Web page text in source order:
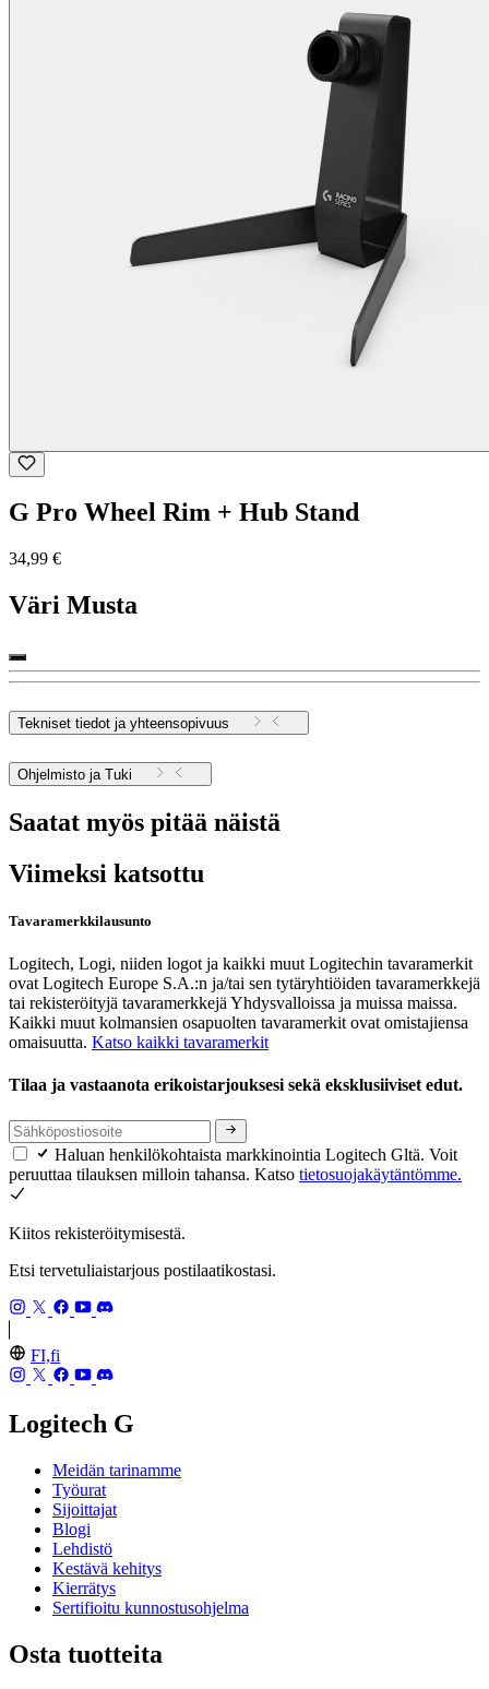
G Pro Wheel Rim + Hub Stand
34,99 €
Väri Musta
Tekniset tiedot ja yhteensopivuus
Ohjelmisto ja Tuki
Saatat myös pitää näistä
Viimeksi katsottu
Tavaramerkkilausunto
Logitech, Logi, niiden logot ja kaikki muut Logitechin tavaramerkit
ovat Logitech Europe S.A.:n ja/tai sen tytäryhtiöiden tavaramerkkejä
tai rekisteröityjä tavaramerkkejä Yhdysvalloissa ja muissa maissa.
Kaikki muut kolmansien osapuolten tavaramerkit ovat omistajiensa
omaisuutta. Katso kaikki tavaramerkit
Tilaa ja vastaanota erikoistarjouksesi sekä eksklusiiviset edut.
Haluan henkilökohtaista markkinointia Logitech Gltä. Voit
peruuttaa tilauksen milloin tahansa. Katso tietosuojakäytäntömme.
Kiitos rekisteröitymisestä.
Etsi tervetuliaistarjous postilaatikostasi.
FI,fi
Logitech G
Meidän tarinamme
Työurat
Sijoittajat
Blogi
Lehdistö
Kestävä kehitys
Kierrätys
Sertifioitu kunnostusohjelma
Osta tuotteita